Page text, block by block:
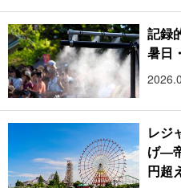
記録
暑日
レジ
げ―
円超